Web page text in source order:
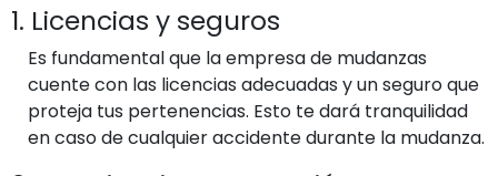
1. Licencias y seguros
Es fundamental que la empresa de mudanzas
cuente con las licencias adecuadas y un seguro que
proteja tus pertenencias. Esto te dará tranquilidad
en caso de cualquier accidente durante la mudanza.